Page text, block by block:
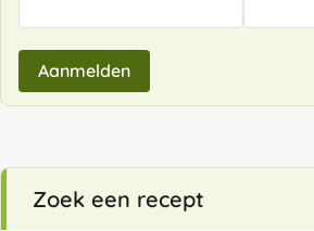
Aanmelden
Zoek een recept